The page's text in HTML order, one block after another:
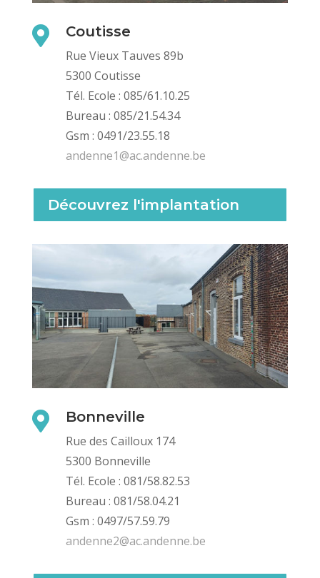
 Coutisse
Rue Vieux Tauves 89b
5300 Coutisse
Tél. Ecole : 085/61.10.25
Bureau : 085/21.54.34
Gsm : 0491/23.55.18
andenne1@ac.andenne.be
Découvrez l'implantation
 Bonneville
Rue des Cailloux 174
5300 Bonneville
Tél. Ecole : 081/58.82.53
Bureau : 081/58.04.21
Gsm : 0497/57.59.79
andenne2@ac.andenne.be